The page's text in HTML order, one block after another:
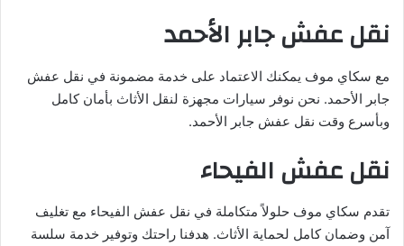
نقل عفش جابر الأحمد
مع سكاي موف يمكنك الاعتماد على خدمة مضمونة في نقل عفش
جابر الأحمد. نحن نوفر سيارات مجهزة لنقل الأثاث بأمان كامل
وبأسرع وقت نقل عفش جابر الأحمد.
نقل عفش الفيحاء
تقدم سكاي موف حلولاً متكاملة في نقل عفش الفيحاء مع تغليف
آمن وضمان كامل لحماية الأثاث. هدفنا راحتك وتوفير خدمة سلسة